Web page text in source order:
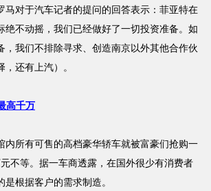
对于汽车记者的提问的回答表示：菲亚特在
绝不动摇，我们已经做好了一切投资准备。如
我们不排除寻求、创造南京以外其他合作伙
还有上汽）。
高千万
有可售的高档豪华轿车就被富豪们抢购一
不等。据一车商透露，在国外很少有消费者
根据客户的需求制造。